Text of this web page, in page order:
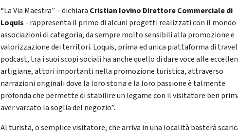
“La Via Maestra” – dichiara Cristian Iovino Direttore Commerciale di
Loquis - rappresenta il primo di alcuni progetti realizzati con il mondo
associazioni di categoria, da sempre molto sensibili alla promozione e
valorizzazione dei territori. Loquis, prima ed unica piattaforma di travel
podcast, tra i suoi scopi sociali ha anche quello di dare voce alle
artigiane, attori importanti nella promozione turistica, attraverso
narrazioni originali dove la loro storia e la loro passione è talmente
profonda che permette di stabilire un legame con il visitatore ben
aver varcato la soglia del negozio”.
Al turista, o semplice visitatore, che arriva in una località basterà